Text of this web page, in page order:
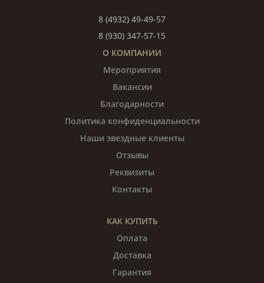
8 (4932) 49-49-57
8 (930) 347-57-15
О КОМПАНИИ
Мероприятия
Вакансии
Благодарности
Политика конфиденциальности
Наши звездные клиенты
Отзывы
Реквизиты
Контакты
КАК КУПИТЬ
Оплата
Доставка
Гарантия